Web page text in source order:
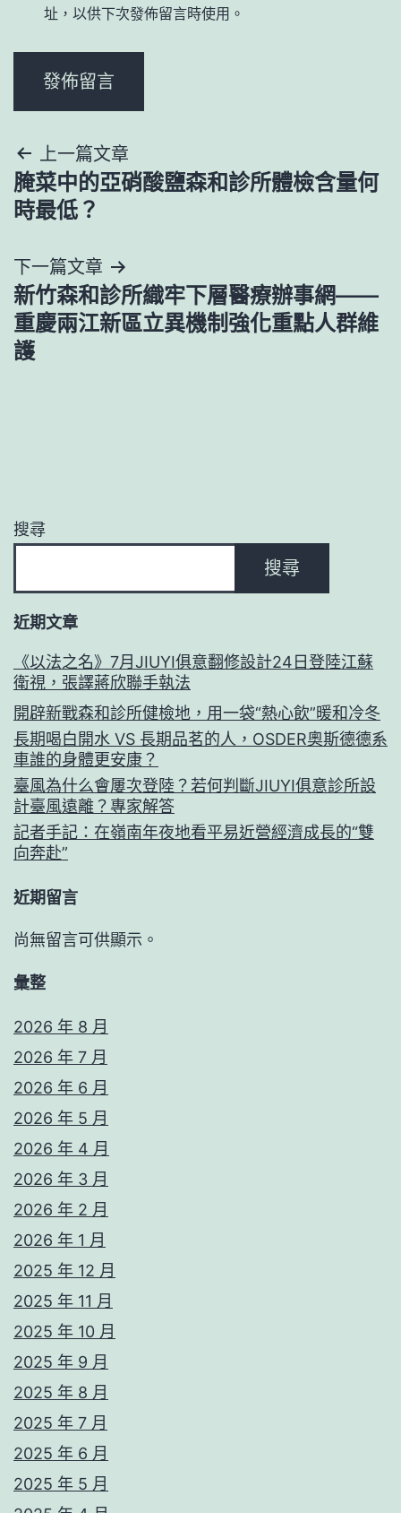
址，以供下次發佈留言時使用。
文
章
覽
上一篇文章
腌菜中的亞硝酸鹽森和診所體檢含量何
時最低？
下一篇文章
新竹森和診所織牢下層醫療辦事網——
重慶兩江新區立異機制強化重點人群維
護
搜尋
搜尋
近期文章
《以法之名》7月JIUYI俱意翻修設計24日登陸江蘇
衛視，張譯蔣欣聯手執法
開辟新戰森和診所健檢地，用一袋“熱心飲”暖和冷冬
長期喝白開水 VS 長期品茗的人，OSDER奧斯德德系
車誰的身體更安康？
臺風為什么會屢次登陸？若何判斷JIUYI俱意診所設
計臺風遠離？專家解答
記者手記：在嶺南年夜地看平易近營經濟成長的“雙
向奔赴”
近期留言
尚無留言可供顯示。
彙整
2026 年 8 月
2026 年 7 月
2026 年 6 月
2026 年 5 月
2026 年 4 月
2026 年 3 月
2026 年 2 月
2026 年 1 月
2025 年 12 月
2025 年 11 月
2025 年 10 月
2025 年 9 月
2025 年 8 月
2025 年 7 月
2025 年 6 月
2025 年 5 月